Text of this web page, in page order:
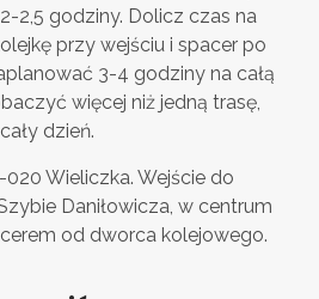
2,5 godziny. Dolicz czas na
przy wejściu i spacer po
3-4 godziny na całą
więcej niż jedną trasę,
dzień.
020 Wieliczka. Wejście do
Daniłowicza, w centrum
od dworca kolejowego.